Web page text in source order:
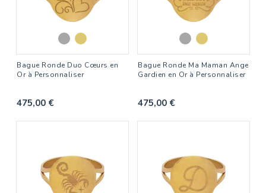
Bague Ronde Duo Cœurs en
Or à Personnaliser
475,00 €
Bague Ronde Ma Maman Ange
Gardien en Or à Personnaliser
475,00 €